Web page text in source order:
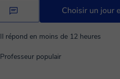
Choisir un jour
Il répond en moins de 12 heures
Professeur populair